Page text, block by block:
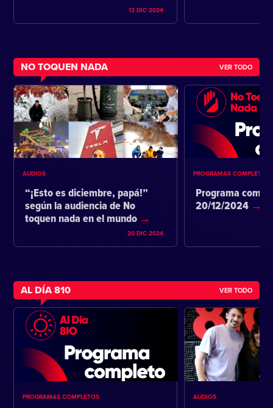
13 DIC 2024
NO TOQUEN NADA VER TODO
AUDIOS
“¡Esto es diciembre, papá!”
según la audiencia de No
toquen nada en el mundo
20 DIC 2024
PROGRAMAS COMPLETOS
Programa
20/12/2024
AL DÍA 810 VER TODO
PROGRAMAS COMPLETOS AUDIOS